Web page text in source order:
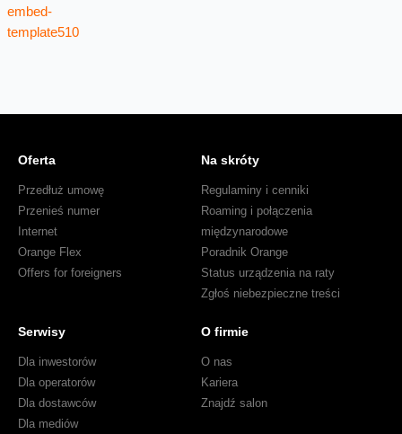
Oferta
Przedłuż umowę
Przenieś numer
Internet
Orange Flex
Offers for foreigners
Na skróty
Regulaminy i cenniki
Roaming i połączenia
międzynarodowe
Poradnik Orange
Status urządzenia na raty
Zgłoś niebezpieczne treści
Serwisy
Dla inwestorów
Dla operatorów
Dla dostawców
Dla mediów
O firmie
O nas
Kariera
Znajdź salon